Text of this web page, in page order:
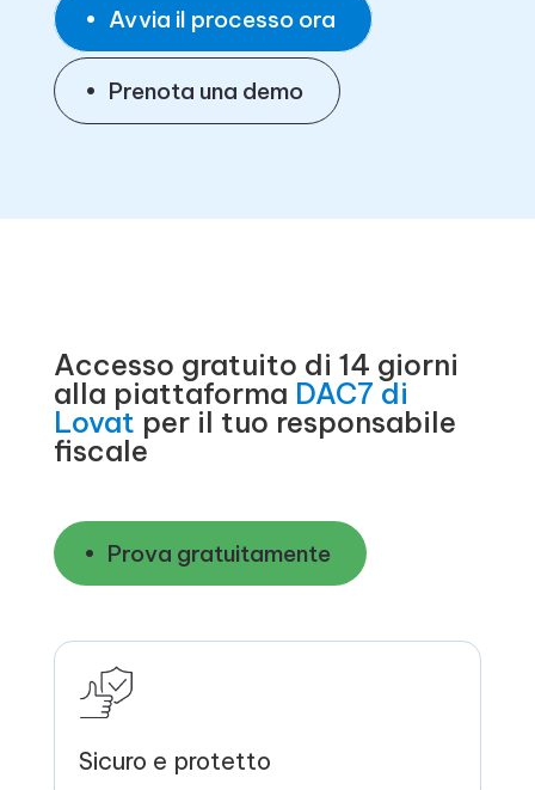
Avvia il processo ora
Prenota una demo
Accesso gratuito di 14 giorni
alla piattaforma DAC7 di
Lovat per il tuo responsabile
fiscale
Prova gratuitamente
Sicuro e protetto